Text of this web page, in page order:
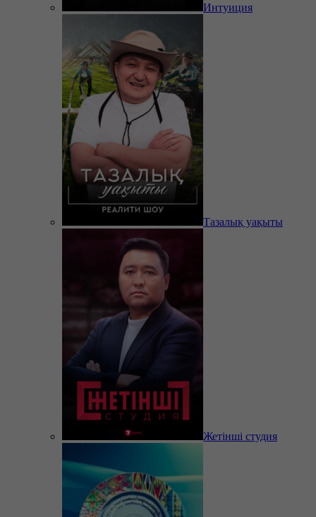
Интуиция
Тазалық уақыты
Жетінші студия